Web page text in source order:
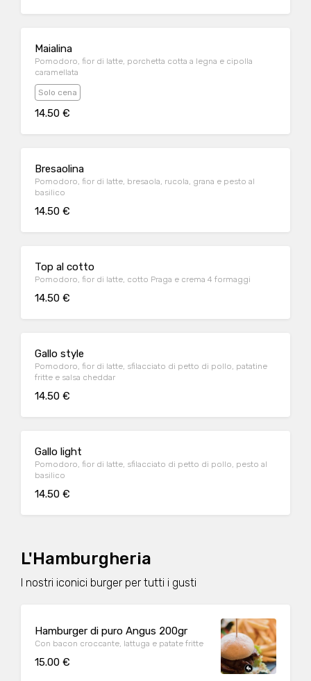
Maialina
Pomodoro, fior di latte, porchetta cotta a legna e cipolla
caramellata
Solo cena
14.50 €
Bresaolina
Pomodoro, fior di latte, bresaola, rucola, grana e pesto al
basilico
14.50 €
Top al cotto
Pomodoro, fior di latte, cotto Praga e crema 4 formaggi
14.50 €
Gallo style
Pomodoro, fior di latte, sfilacciato di petto di pollo, patatine
fritte e salsa cheddar
14.50 €
Gallo light
Pomodoro, fior di latte, sfilacciato di petto di pollo, pesto al
basilico
14.50 €
L'Hamburgheria
I nostri iconici burger per tutti i gusti
Hamburger di puro Angus 200gr
Con bacon croccante, lattuga e patate fritte
15.00 €